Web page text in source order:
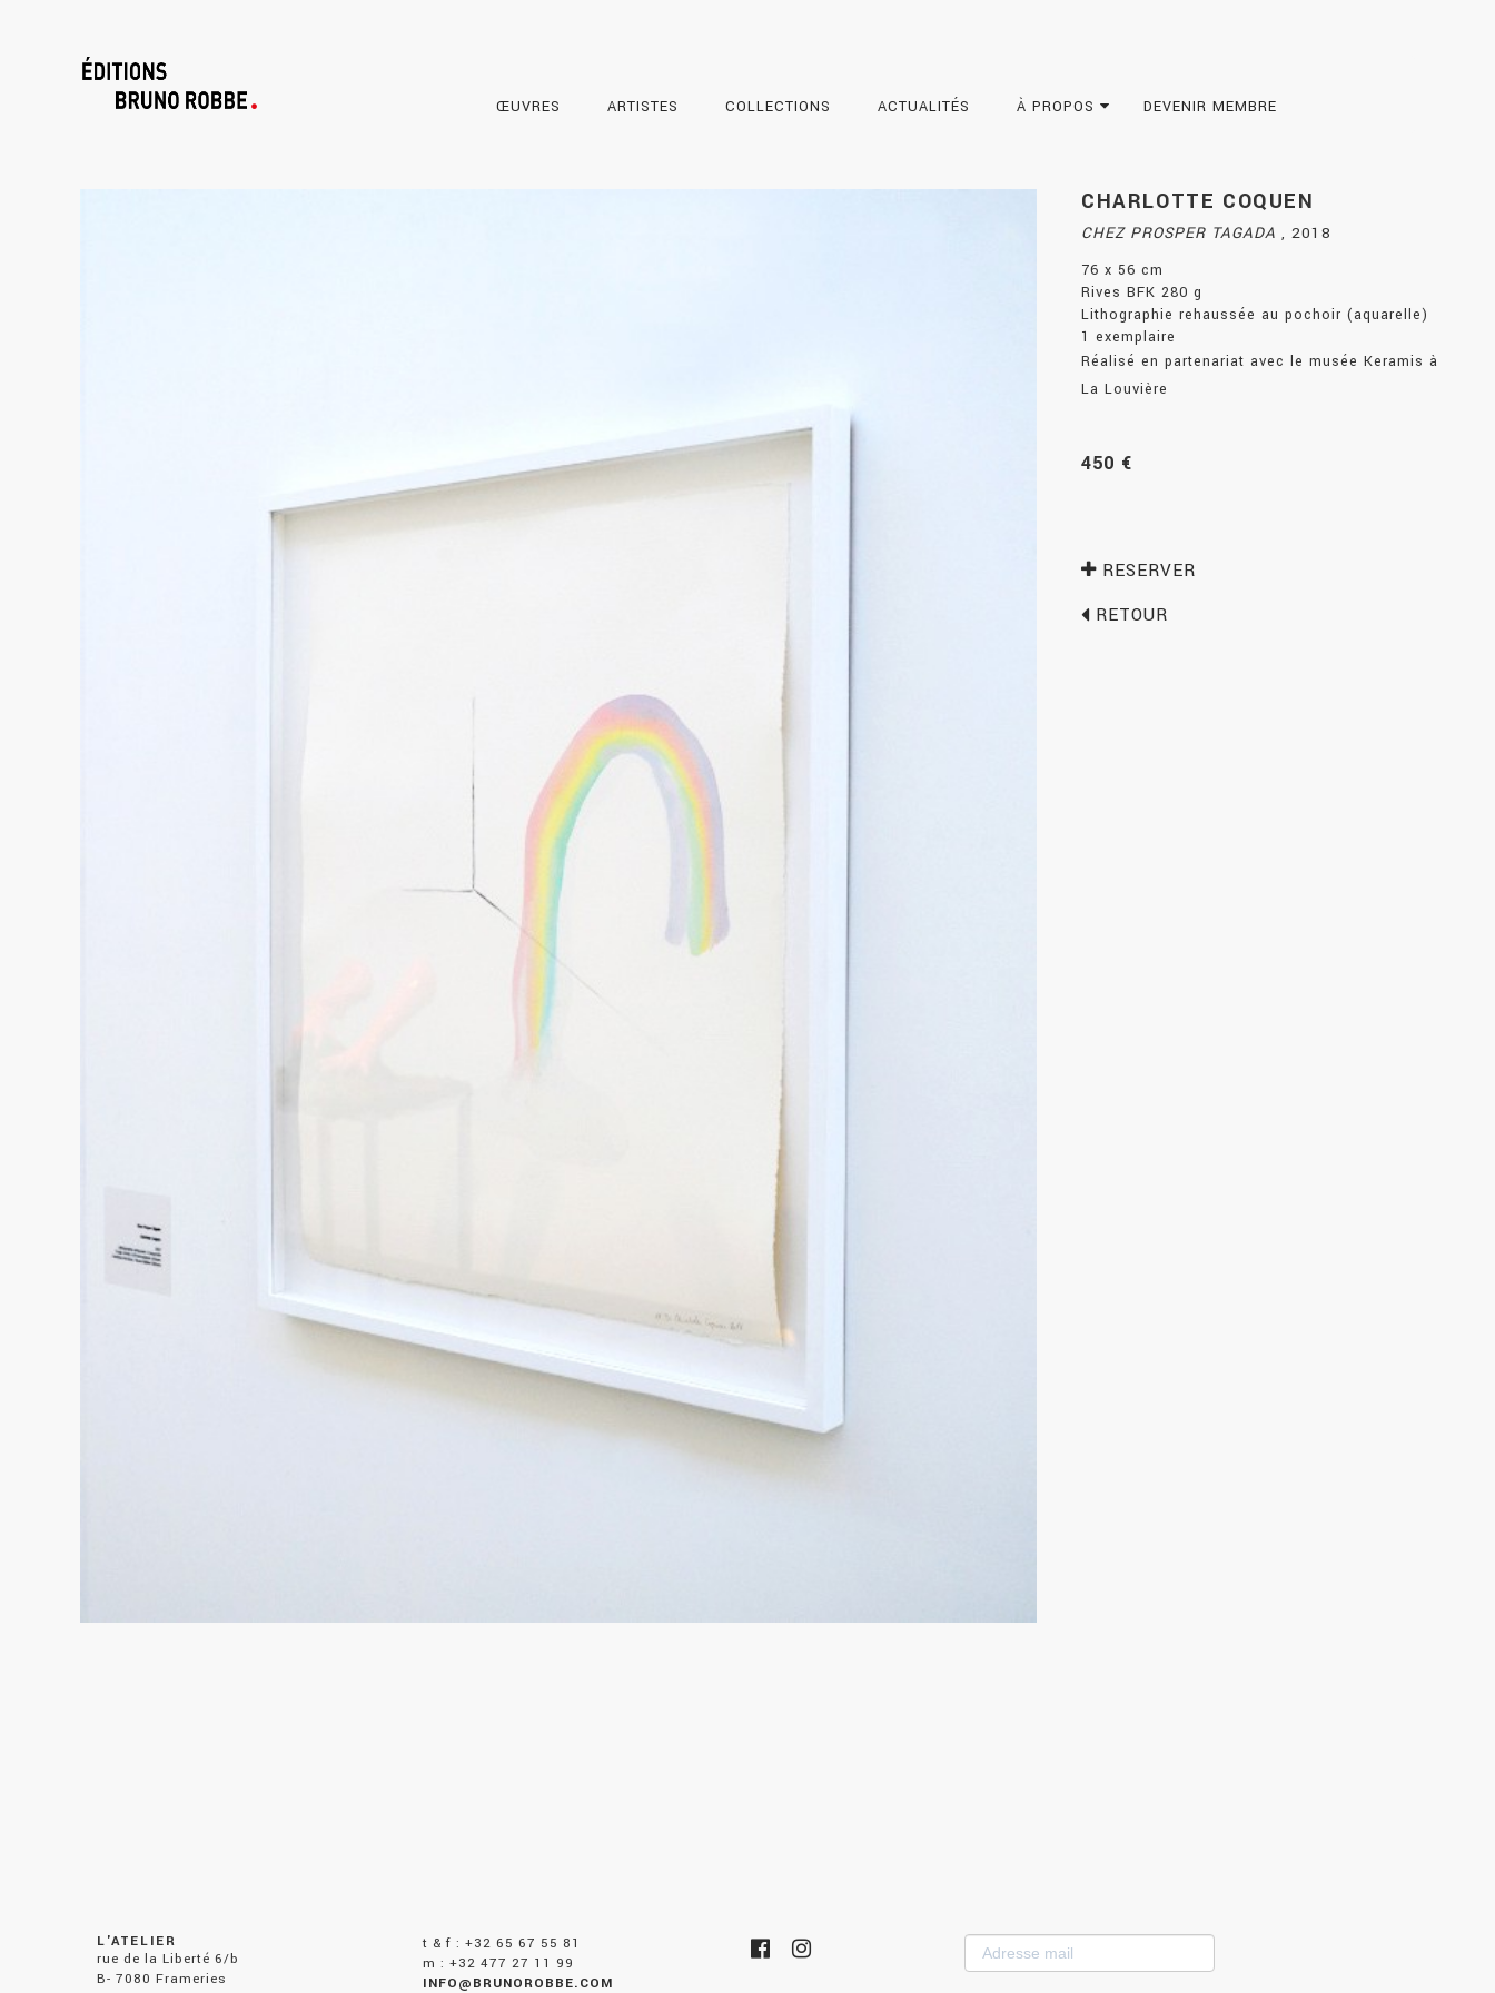
ŒUVRES ARTISTES COLLECTIONS ACTUALITÉS À PROPOS DEVENIR MEMBRE
CHARLOTTE COQUEN
CHEZ PROSPER TAGADA , 2018
76 x 56 cm
Rives BFK 280 g
Lithographie rehaussée au pochoir (aquarelle)
1 exemplaire
Réalisé en partenariat avec le musée Keramis à
La Louvière
450 €
RESERVER
RETOUR
L'ATELIER
rue de la Liberté 6/b
B- 7080 Frameries
t & f : +32 65 67 55 81
m : +32 477 27 11 99
INFO@BRUNOROBBE.COM
Adresse
mail